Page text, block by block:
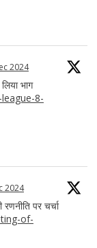
2024
भाग
8-
2024
पर चर्चा
of-